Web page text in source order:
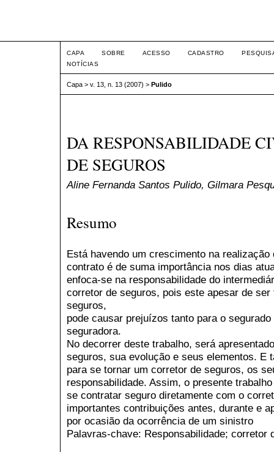
CAPA SOBRE ACESSO CADASTRO
NOTÍCIAS
Capa > v. 13, n. 13 (2007) > Pulido
DA RESPONSABILIDADE
DE SEGUROS
Aline Fernanda Santos Pulido, Gilmara
Resumo
Está havendo um crescimento na
contrato é de suma importância nos dias
enfoca-se na responsabilidade do
corretor de seguros, pois este apesar de
seguros,
pode causar prejuízos tanto para o
seguradora.
No decorrer deste trabalho, será
seguros, sua evolução e seus elementos. E
para se tornar um corretor de seguros, os
responsabilidade. Assim, o presente
se contratar seguro diretamente com o
importantes contribuições antes, durante e
por ocasião da ocorrência de um sinistro
Palavras-chave: Responsabilidade; corretor